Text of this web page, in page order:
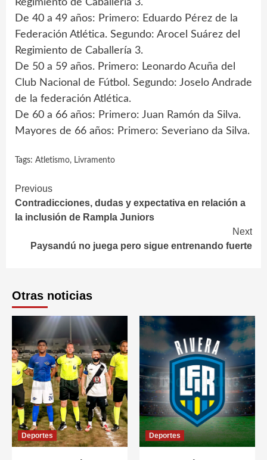
Regimiento de Caballería 3.
De 40 a 49 años: Primero: Eduardo Pérez de la
Federación Atlética. Segundo: Arocel Suárez del
Regimiento de Caballería 3.
De 50 a 59 años. Primero: Leonardo Acuña del
Club Nacional de Fútbol. Segundo: Joselo Andrade
de la federación Atlética.
De 60 a 66 años: Primero: Juan Ramón da Silva.
Mayores de 66 años: Primero: Severiano da Silva.
Tags: Atletismo, Livramento
Continue
Reading
Previous
Contradicciones, dudas y expectativa en relación a
la inclusión de Rampla Juniors
Next
Paysandú no juega pero sigue entrenando fuerte
Otras noticias
Deportes Deportes